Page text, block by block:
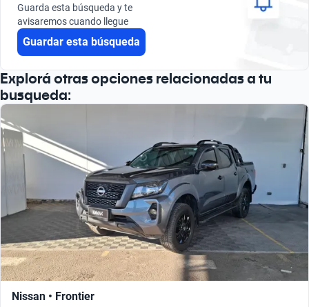
Buscá por modelo
Buscá por año
Guarda esta búsqueda y te
avisaremos cuando llegue
Guardar esta búsqueda
Explorá otras opciones relacionadas a tu
busqueda:
Nissan • Frontier